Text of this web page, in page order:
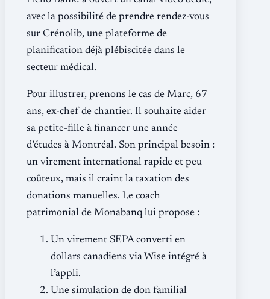
avec la possibilité de prendre rendez-vous
sur Crénolib, une plateforme de
planification déjà plébiscitée dans le
secteur médical.
Pour illustrer, prenons le cas de Marc, 67
ans, ex-chef de chantier. Il souhaite aider
sa petite-fille à financer une année
d’études à Montréal. Son principal besoin :
un virement international rapide et peu
coûteux, mais il craint la taxation des
donations manuelles. Le coach
patrimonial de Monabanq lui propose :
Un virement SEPA converti en
dollars canadiens via Wise intégré à
l’appli.
Une simulation de don familial